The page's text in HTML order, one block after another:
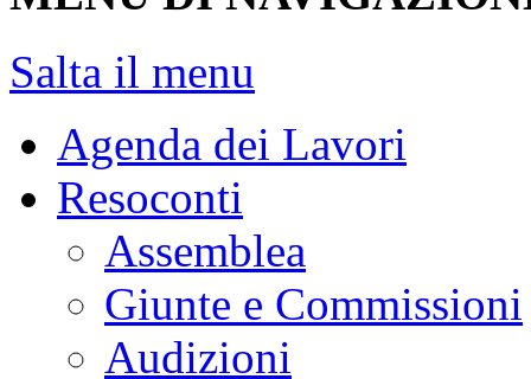
Cerca nel sito
Cerca
Stai consultando:
Resoconti dell'Assemblea